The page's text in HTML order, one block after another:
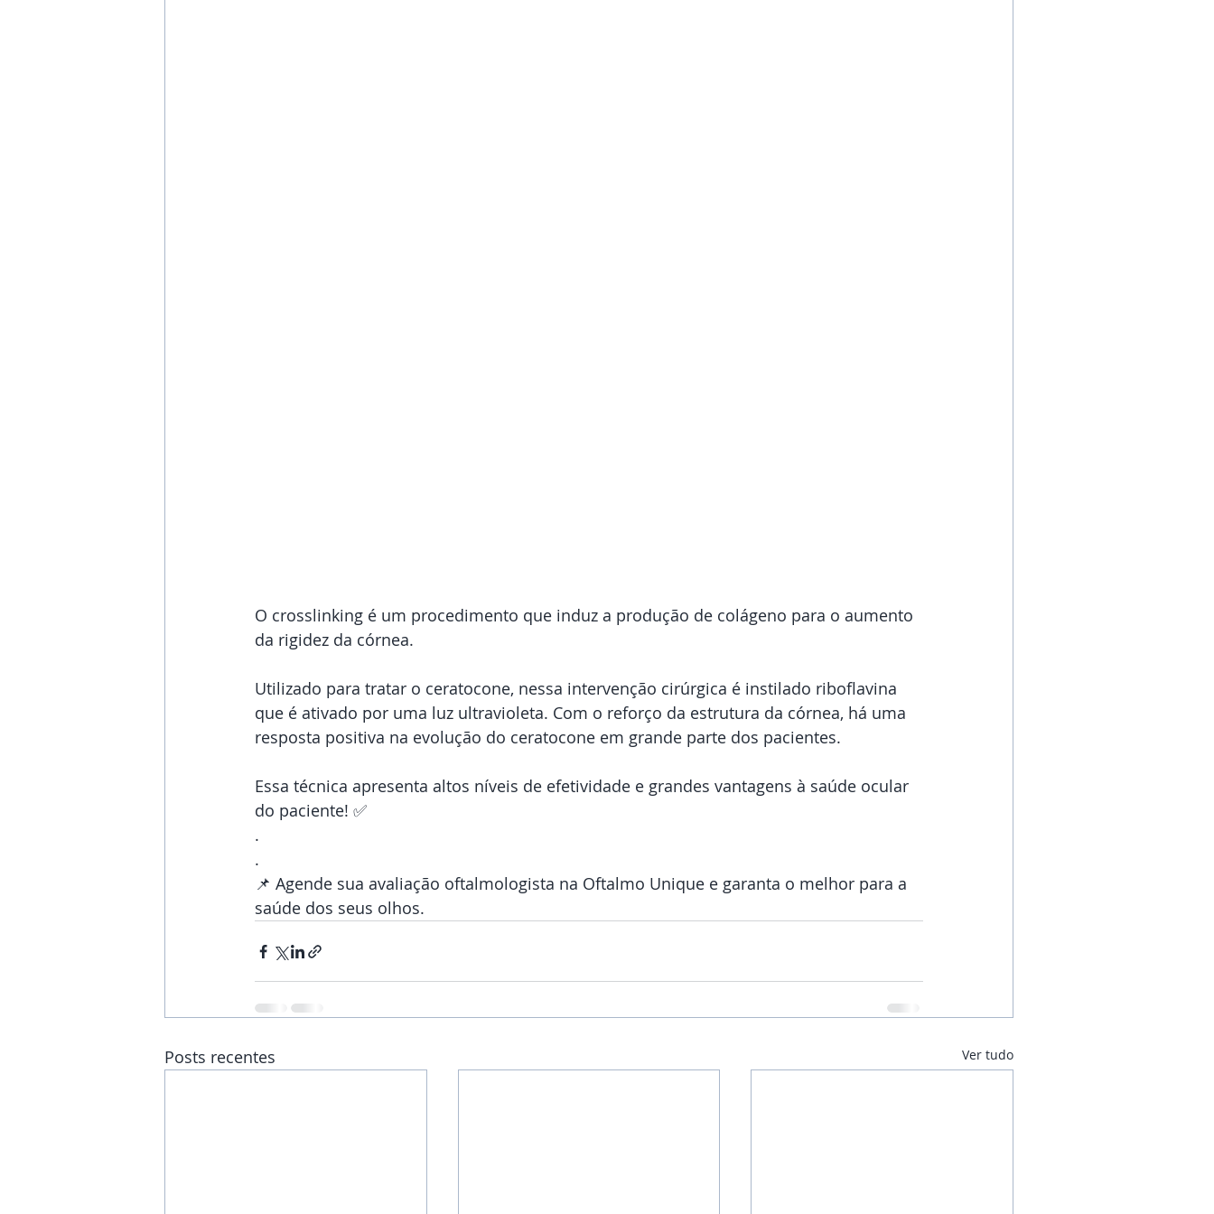
O crosslinking é um procedimento que induz a produção de colágeno para o aumento
da rigidez da córnea.
Utilizado para tratar o ceratocone, nessa intervenção cirúrgica é instilado riboflavina
que é ativado por uma luz ultravioleta. Com o reforço da estrutura da córnea, há uma
resposta positiva na evolução do ceratocone em grande parte dos pacientes.
Essa técnica apresenta altos níveis de efetividade e grandes vantagens à saúde ocular
do paciente! ✅
.
.
📌 Agende sua avaliação oftalmologista na Oftalmo Unique e garanta o melhor para a
saúde dos seus olhos.
Posts recentes Ver tudo